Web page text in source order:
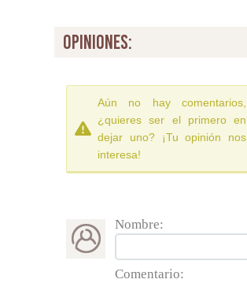
opiniones:
Aún no hay comentarios,
¿quieres ser el primero en
dejar uno? ¡Tu opinión nos
interesa!
Nombre:
Comentario: